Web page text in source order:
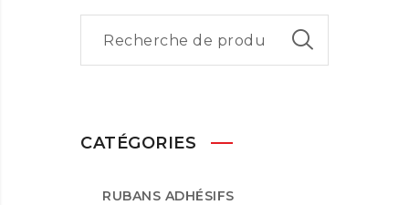
CATÉGORIES
RUBANS ADHÉSIFS